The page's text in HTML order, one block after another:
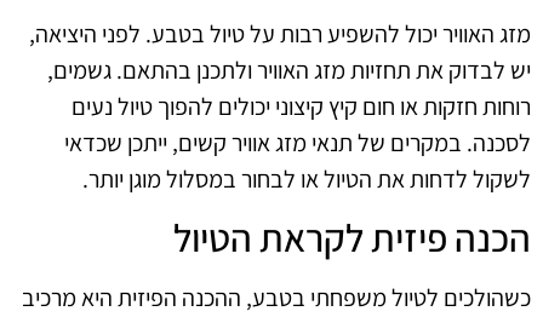
מזג האוויר יכול להשפיע רבות על טיול בטבע. לפני היציאה,
יש לבדוק את תחזיות מזג האוויר ולתכנן בהתאם. גשמים,
רוחות חזקות או חום קיץ קיצוני יכולים להפוך טיול נעים
לסכנה. במקרים של תנאי מזג אוויר קשים, ייתכן שכדאי
לשקול לדחות את הטיול או לבחור במסלול מוגן יותר.
הכנה פיזית לקראת הטיול
כשהולכים לטיול משפחתי בטבע, ההכנה הפיזית היא מרכיב